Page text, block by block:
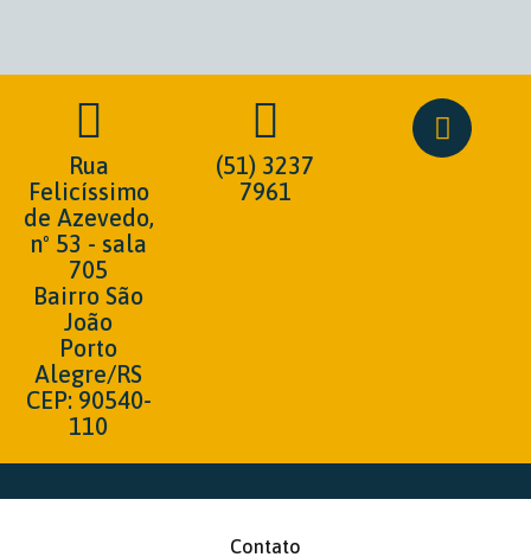
Rua
Felicíssimo
de Azevedo,
nº 53 - sala
705
Bairro São
João
Porto
Alegre/RS
CEP: 90540-
110
(51) 3237
7961
Contato